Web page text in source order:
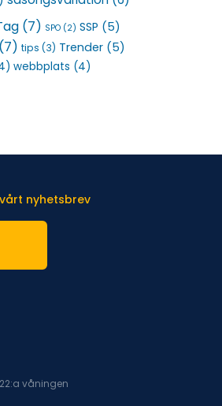
(7) SPO (2) SSP (5)
(7) tips (3) Trender (5)
webbplats (4)
nyhetsbrev
våningen